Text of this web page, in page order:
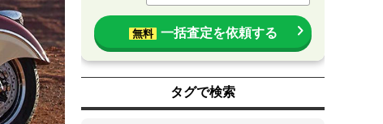
無料 一括査定を依頼する
タグで検索